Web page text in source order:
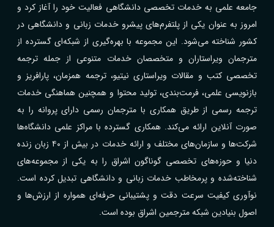
جامعه علمی به خدمات تخصصی دانشگاهی فعالیت خود را آغاز کرد و
امروز به عنوان یکی از پلتفرم‌های پیشرو خدمات زبانی و دانشگاهی در
کشور شناخته می‌شود. این مجموعه با بهره‌گیری از شبکه‌ای گسترده از
مترجمان ویراستاران و متخصصان خدمات متنوعی از جمله ترجمه
تخصصی کتب و مقالات ویراستاری نیتیو، ترجمه همزمان، پارافریز و
بازنویسی علمی، فرمت‌بندی، تولید محتوا و همچنین هماهنگی خدمات
ترجمه رسمی از طریق همکاری با مترجمان رسمی دارای پروانه را به
صورت آنلاین ارائه می‌کند. همکاری گسترده با مراکز علمی دانشگاه‌ها
شرکت‌ها و سازمان‌های مختلف و ارائه خدمات در بیش از ۴۰ زبان زنده
دنیا و حوزه‌های تخصصی گوناگون اشراق را به یکی از مجموعه‌های
شناخته‌شده و پرمخاطب خدمات زبانی و دانشگاهی تبدیل کرده است.
نوآوری کیفیت سرعت دقت و پشتیبانی حرفه‌ای همواره از ارزش‌ها و
اصول بنیادین شبکه مترجمین اشراق بوده است.